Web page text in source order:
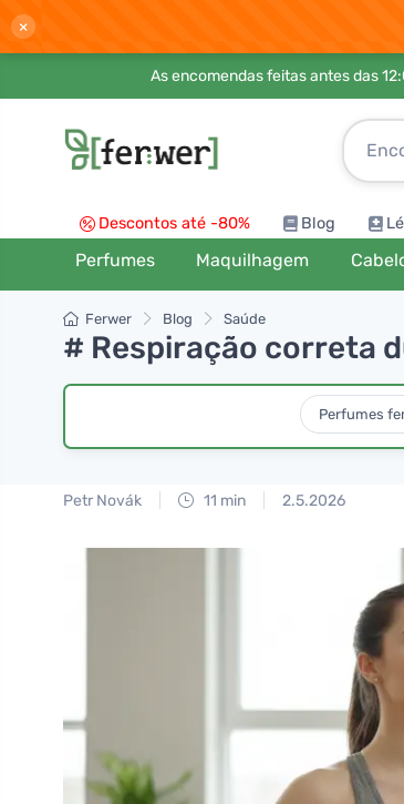
×
As encomendas feitas antes das
Descontos até -80% Blog
Perfumes Maquilhagem
Ferwer Blog Saúde
# Respiração correta
Perfumes
Petr Novák 11 min 2.5.2026